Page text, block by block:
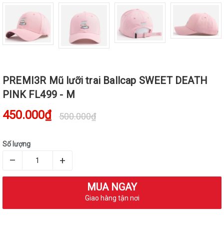
PREMI3R Mũ lưỡi trai Ballcap SWEET DEATH
PINK FL499 - M
450.000₫ 500.000₫
Số lượng
– +
MUA NGAY
Giao hàng tận nơi